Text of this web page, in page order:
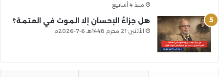
منذ 4 أسابيع
هل جزاءُ الإحسانِ إلا الموت في العتمة؟
الأثنين 21 محرم 1448هـ 6-7-2026م